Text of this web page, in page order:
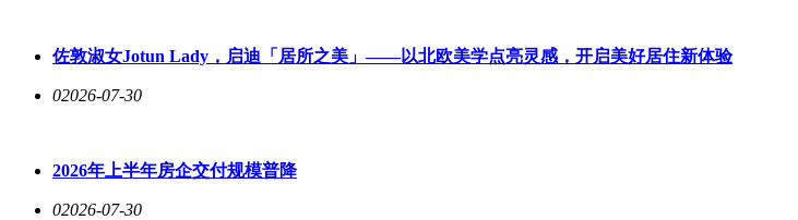
佐敦淑女Jotun Lady，启迪「居所之美」——以北欧美学点亮灵感，开启美好居住新体验
02026-07-30
2026年上半年房企交付规模普降
02026-07-30